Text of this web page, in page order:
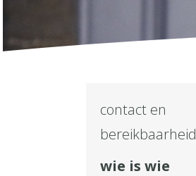
contact en
bereikbaarheid
wie is wie